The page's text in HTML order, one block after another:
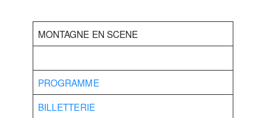
MONTAGNE EN SCENE
PROGRAMME
BILLETTERIE